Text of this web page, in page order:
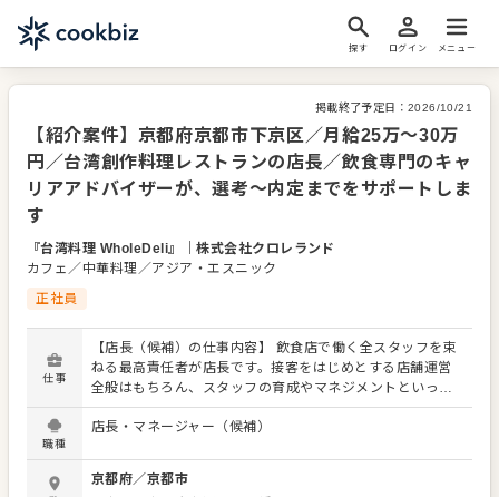
探す ログイン メニュー
掲載終了予定日： 2026/10/21
【紹介案件】京都府京都市下京区／月給25万～30万
円／台湾創作料理レストランの店長／飲食専門のキャ
リアアドバイザーが、選考～内定までをサポートしま
す
『台湾料理 WholeDeli』 ｜株式会社クロレランド
カフェ／中華料理／アジア・エスニック
正社員
仕事
【店長（候補）の仕事内容】 飲食店で働く全スタッフを束
ねる最高責任者が店長です。接客をはじめとする店舗運営
全般はもちろん、スタッフの育成やマネジメントといった
重要な役割を担います。また、販促イベントやキャンペー
ンの企画など売上に直結するやりがいある業務がメインと
大きく飛躍されることを期待しています。 また、全体のオ
ペレーション改善や構築もお任せしますので、あなたなら
職種
店長・マネージャー（候補）
京都府／京都市